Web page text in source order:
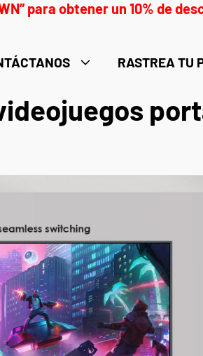
para obtener un 10% de
RASTREA TU